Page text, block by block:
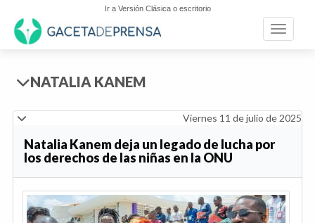
Ir a Versión Clásica o escritorio
Toggle
NATALIA KANEM
Viernes 11 de julio de 2025
Natalia Kanem deja un legado de lucha por
los derechos de las niñas en la ONU